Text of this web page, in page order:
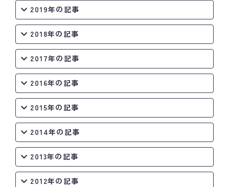
2019年の記事
2018年の記事
2017年の記事
2016年の記事
2015年の記事
2014年の記事
2013年の記事
2012年の記事